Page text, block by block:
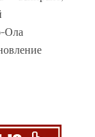
Ола